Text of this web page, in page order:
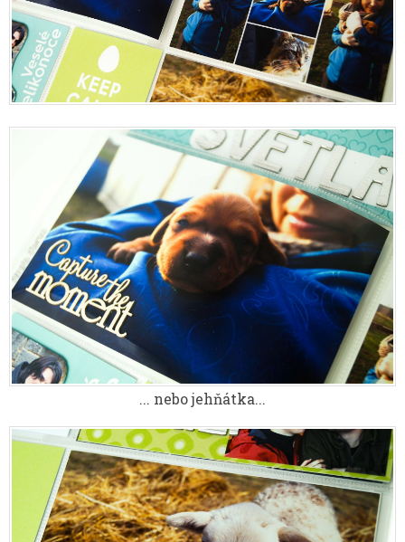
... nebo jehňátka...